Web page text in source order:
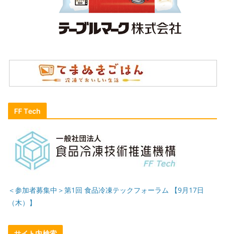
FF Tech
＜参加者募集中＞第1回 食品冷凍テックフォーラム 【9月17日
（木）】